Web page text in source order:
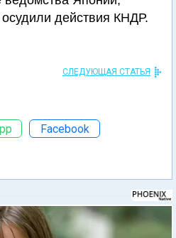
действия КНДР.
СЛЕДУЮЩАЯ СТАТЬЯ
Facebook